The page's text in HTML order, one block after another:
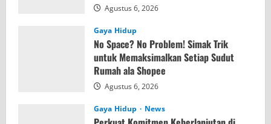
Agustus 6, 2026
Gaya Hidup
No Space? No Problem! Simak Trik
untuk Memaksimalkan Setiap Sudut
Rumah ala Shopee
Agustus 6, 2026
Gaya Hidup News